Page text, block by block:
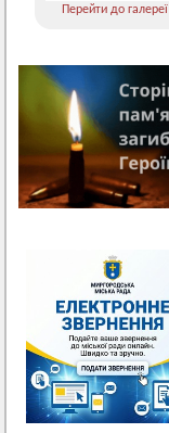
Перейти до галереї